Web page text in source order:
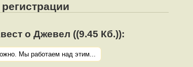
о Джевел ((9.45 Кб.)):
Мы работаем над этим...